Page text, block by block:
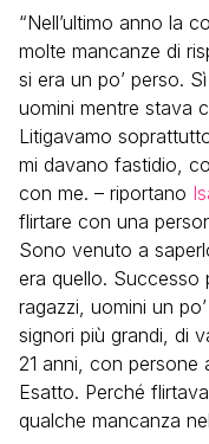
“Nell’ultimo anno la
molte mancanze di
si era un po’ perso.
uomini mentre stava
Litigavamo
mi davano fastidio,
con me. – riportano
flirtare con una
Sono venuto a
era quello. Successo
ragazzi, uomini un
signori più grandi, di
21 anni, con persone
Esatto. Perché
qualche mancanza